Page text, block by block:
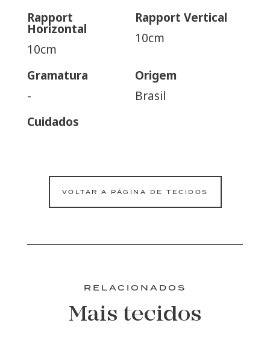
Rapport
Horizontal
10cm
Rapport Vertical
10cm
Gramatura
-
Origem
Brasil
Cuidados
VOLTAR A PÁGINA DE TECIDOS
RELACIONADOS
Mais tecidos